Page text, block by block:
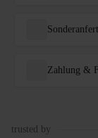
Zahlung &
trusted by